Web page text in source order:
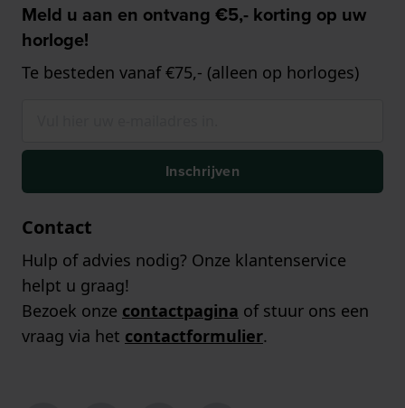
Meld u aan en ontvang €5,- korting op uw
horloge!
Te besteden vanaf €75,- (alleen op horloges)
Inschrijven
Contact
Hulp of advies nodig? Onze klantenservice
helpt u graag!
Bezoek onze contactpagina of stuur ons een
vraag via het contactformulier.